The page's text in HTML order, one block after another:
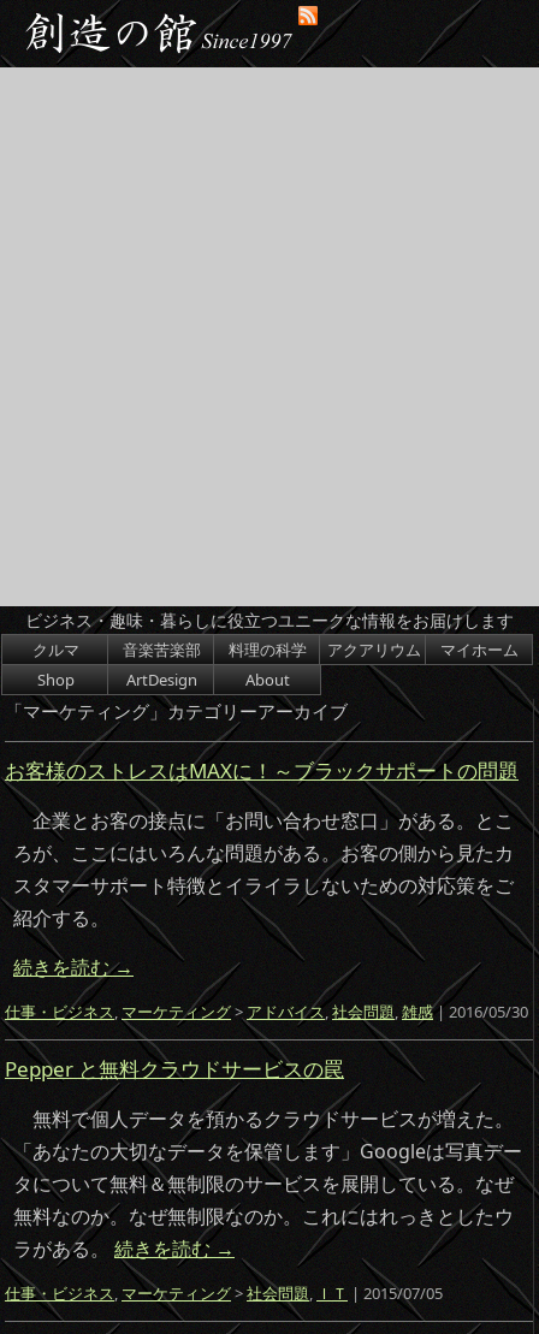
ビジネス・趣味・暮らしに役立つユニークな情報をお届けします
コンテンツへスキップ
クルマ 音楽苦楽部 料理の科学 アクアリウム
マイホーム
Shop
ArtDesign About
「マーケティング」カテゴリーアーカイブ
お客様のストレスはMAXに！～ブラックサポートの問題
企業とお客の接点に「お問い合わせ窓口」がある。とこ
ろが、ここにはいろんな問題がある。お客の側から見たカ
スタマーサポート特徴とイライラしないための対応策をご
紹介する。
続きを読む→
仕事・ビジネス, マーケティング> アドバイス,社会問題,雑感| 2016/05/30
Pepper と無料クラウドサービスの罠
無料で個人データを預かるクラウドサービスが増えた。
「あなたの大切なデータを保管します」Googleは写真デー
タについて無料＆無制限のサービスを展開している。なぜ
無料なのか。なぜ無制限なのか。これにはれっきとしたウ
ラがある。 続きを読む →
仕事・ビジネス, マーケティング>社会問題, ＩＴ | 2015/07/05